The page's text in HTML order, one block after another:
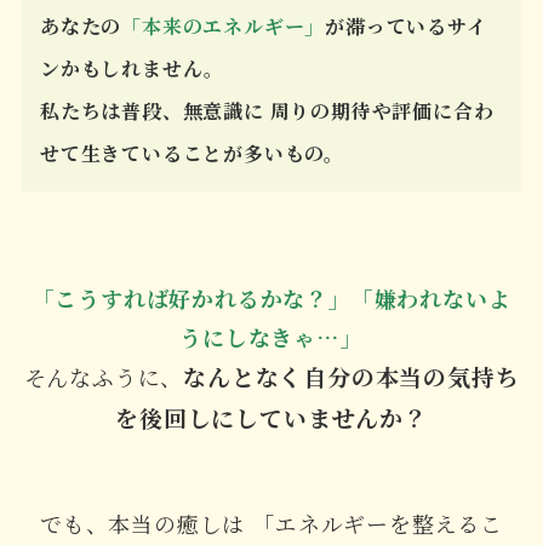
あなたの 「本来のエネルギー」 が滞っているサイ
ンかもしれません。
私たちは普段、無意識に 周りの期待や評価に合わ
せて生きていることが多いもの。
「こうすれば好かれるかな？」「嫌われないよ
うにしなきゃ…」
そんなふうに、 なんとなく自分の本当の気持ち
を後回しにしていませんか？
でも、本当の癒しは 「エネルギーを整えるこ